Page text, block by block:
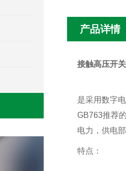
产品详情
接触高压开
是采用数字
GB763推荐
电力，供电
特点：